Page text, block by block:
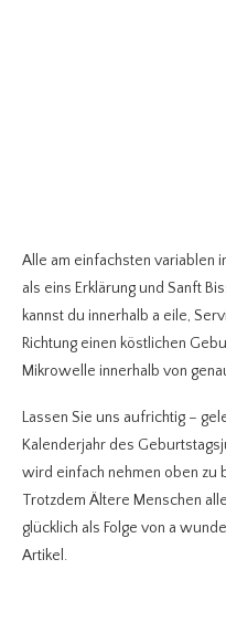
Alle am einfachsten variablen
als eins Erklärung und Sanft
kannst du innerhalb a eile,
Richtung einen köstlichen
Mikrowelle innerhalb von
Lassen Sie uns aufrichtig –
Kalenderjahr des
wird einfach nehmen oben zu
Trotzdem Ältere Menschen
glücklich als Folge von a
Artikel.